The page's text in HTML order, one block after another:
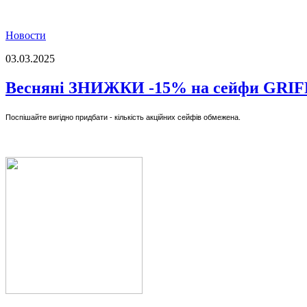
Новости
03.03.2025
Весняні ЗНИЖКИ -15% на сейфи
Поспішайте вигідно придбати - кількість акційних сейфів обмежена.